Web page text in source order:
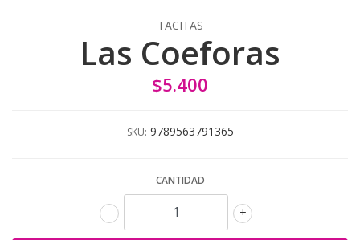
TACITAS
Las Coeforas
$5.400
SKU: 9789563791365
CANTIDAD
+
-